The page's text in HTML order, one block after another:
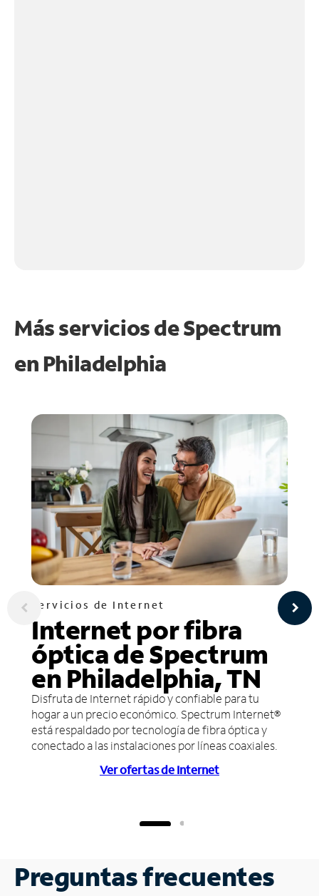
Más servicios de Spectrum
en Philadelphia
Servicios de Internet
Internet por fibra
óptica de Spectrum
en Philadelphia, TN
Disfruta de Internet rápido y confiable para tu
hogar a un precio económico. Spectrum Internet®
está respaldado por tecnología de fibra óptica y
conectado a las instalaciones por líneas coaxiales.
Ver ofertas de Internet
Preguntas frecuentes